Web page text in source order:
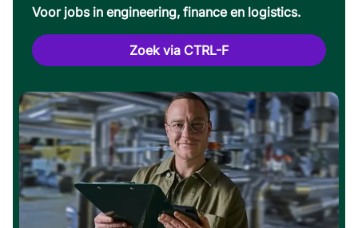
Voor jobs in engineering, finance en logistics.
Zoek via CTRL-F